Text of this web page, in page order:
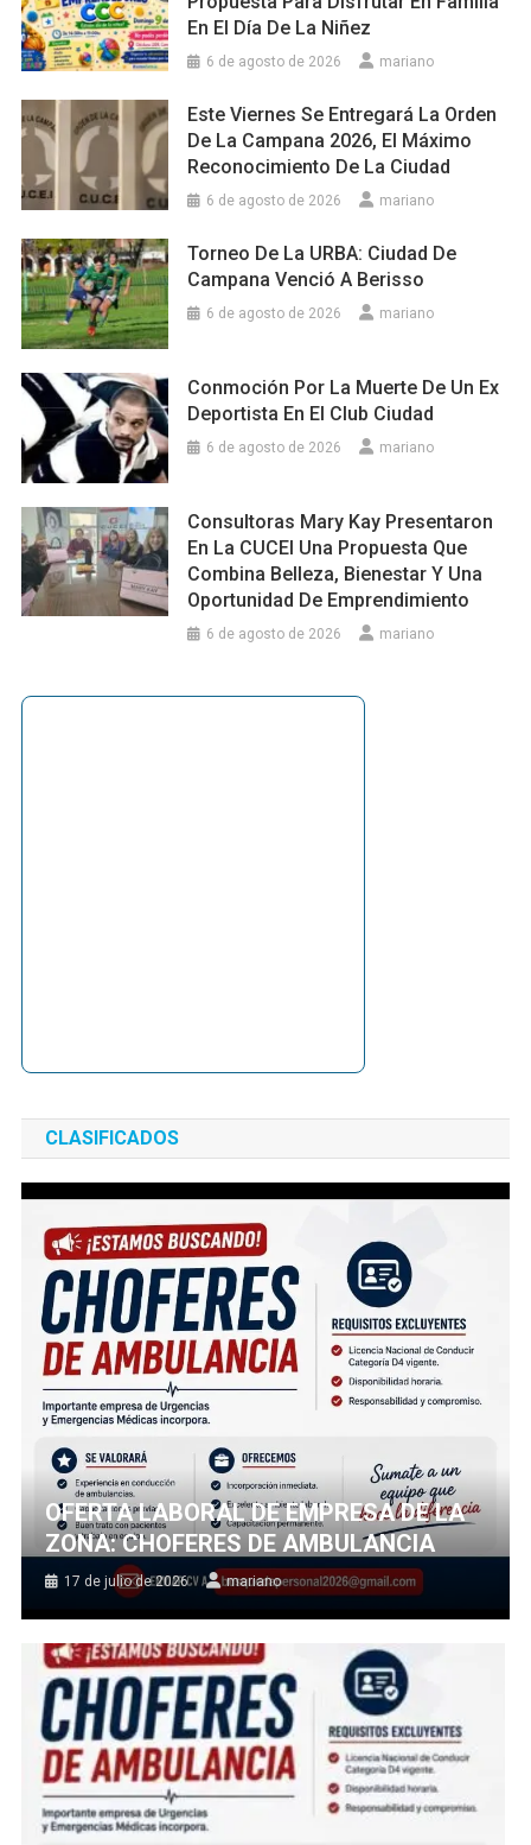
En El Día De La Niñez
6 de agosto de 2026 mariano
Este Viernes Se Entregará La Orden
De La Campana 2026, El Máximo
Reconocimiento De La Ciudad
6 de agosto de 2026 mariano
Torneo De La URBA: Ciudad De
Campana Venció A Berisso
6 de agosto de 2026 mariano
Conmoción Por La Muerte De Un Ex
Deportista En El Club Ciudad
6 de agosto de 2026 mariano
Consultoras Mary Kay Presentaron
En La CUCEI Una Propuesta Que
Combina Belleza, Bienestar Y Una
Oportunidad De Emprendimiento
6 de agosto de 2026 mariano
CLASIFICADOS
OFERTA LABORAL DE EMPRESA DE LA
ZONA: CHOFERES DE AMBULANCIA
17 de julio de 2026 mariano